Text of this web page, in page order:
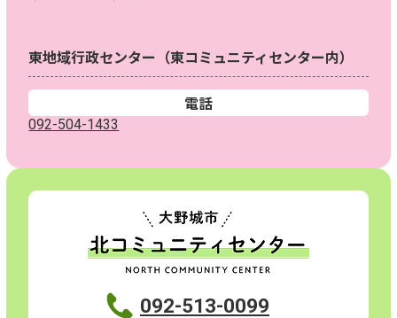
東地域行政センター（東コミュニティセンター内）
電話
092-504-1433
092-513-0099